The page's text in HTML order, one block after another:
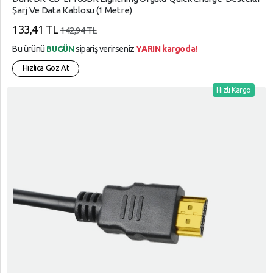
Şarj Ve Data Kablosu (1 Metre)
133,41 TL142,94 TL
Bu ürünü BUGÜN sipariş verirsenizYARIN kargoda!
Hızlıca Göz At
Hızlı Kargo